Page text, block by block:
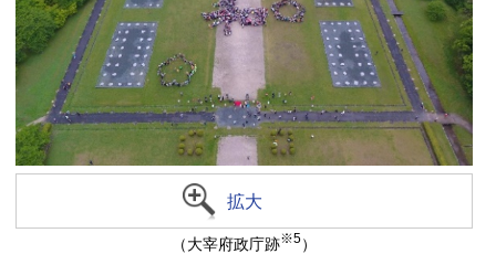
拡大
（大宰府政庁跡※5）